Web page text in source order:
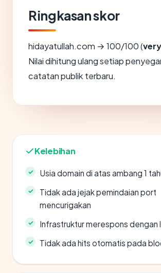
Ringkasan skor
hidayatullah.com → 100/100 (
Nilai dihitung ulang setiap
catatan publik terbaru.
Kelebihan
Usia domain di atas ambang 1
Tidak ada jejak pemindaian port
mencurigakan
Infrastruktur merespons dengan
Tidak ada hits otomatis pada